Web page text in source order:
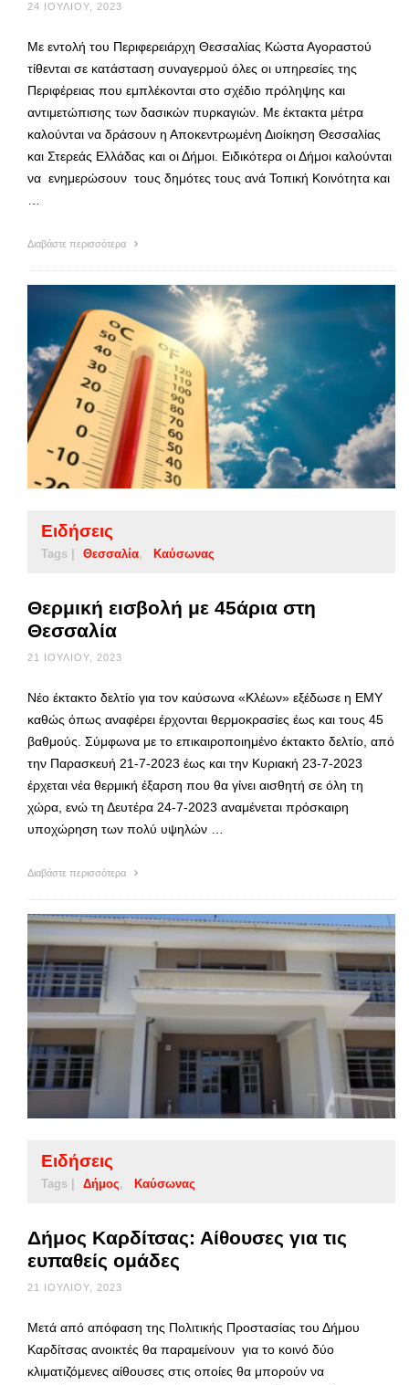
24 ΙΟΥΛΊΟΥ, 2023
Με εντολή του Περιφερειάρχη Θεσσαλίας Κώστα Αγοραστού
τίθενται σε κατάσταση συναγερμού όλες οι υπηρεσίες της
Περιφέρειας που εμπλέκονται στο σχέδιο πρόληψης και
αντιμετώπισης των δασικών πυρκαγιών. Με έκτακτα μέτρα
καλούνται να δράσουν η Αποκεντρωμένη Διοίκηση Θεσσαλίας
και Στερεάς Ελλάδας και οι Δήμοι. Ειδικότερα οι Δήμοι καλούνται
να ενημερώσουν τους δημότες τους ανά Τοπική Κοινότητα και
Διαβάστε περισσότερα
Ειδήσεις
Tags | Θεσσαλία Καύσωνας
Θερμική εισβολή με 45άρια στη
Θεσσαλία
21 ΙΟΥΛΊΟΥ, 2023
Νέο έκτακτο δελτίο για τον καύσωνα «Κλέων» εξέδωσε η ΕΜΥ
καθώς όπως αναφέρει έρχονται θερμοκρασίες έως και τους 45
βαθμούς. Σύμφωνα με το επικαιροποιημένο έκτακτο δελτίο, από
την Παρασκευή 21-7-2023 έως και την Κυριακή 23-7-2023
έρχεται νέα θερμική έξαρση που θα γίνει αισθητή σε όλη τη
χώρα, ενώ τη Δευτέρα 24-7-2023 αναμένεται πρόσκαιρη
υποχώρηση των πολύ υψηλών …
Διαβάστε περισσότερα
Ειδήσεις
Tags | Δήμος Καύσωνας
Δήμος Καρδίτσας: Αίθουσες για τις
ευπαθείς ομάδες
21 ΙΟΥΛΊΟΥ, 2023
Μετά από απόφαση της Πολιτικής Προστασίας του Δήμου
Καρδίτσας ανοικτές θα παραμείνουν για το κοινό δύο
κλιματιζόμενες αίθουσες στις οποίες θα μπορούν να